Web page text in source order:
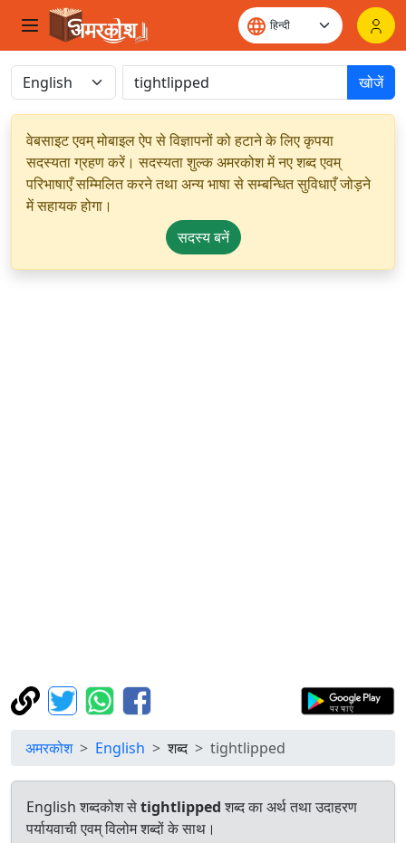
खोजें
वेबसाइट एवम् मोबाइल ऐप से विज्ञापनों को हटाने के लिए कृपया
सदस्यता ग्रहण करें। सदस्यता शुल्क अमरकोश में नए शब्द एवम्
परिभाषाएँ सम्मिलित करने तथा अन्य भाषा से सम्बन्धित सुविधाएँ जोड़ने
में सहायक होगा।
सदस्य बनें
अमरकोश English शब्द tightlipped
English शब्दकोश सेtightlippedशब्द का अर्थ तथा उदाहरण
पर्यायवाची एवम् विलोम शब्दों के साथ।